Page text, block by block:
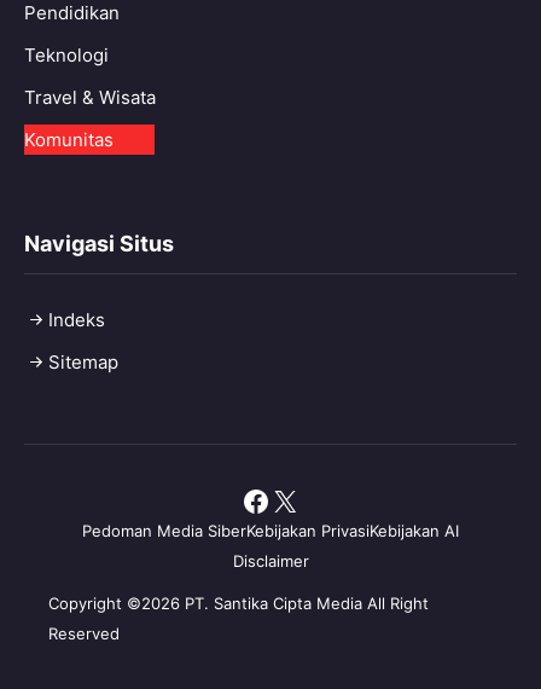
Pendidikan
Teknologi
Travel & Wisata
Komunitas
Navigasi Situs
Indeks
Sitemap
Copyright ©2026 PT. Santika Cipta Media All Right
Reserved
Pedoman Media SiberKebijakan PrivasiKebijakan AI
Disclaimer
Facebook
X